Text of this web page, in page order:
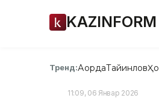
KAZINFORM
Тренд:АқордаТайинлов
11:09, 06 Январ 2026